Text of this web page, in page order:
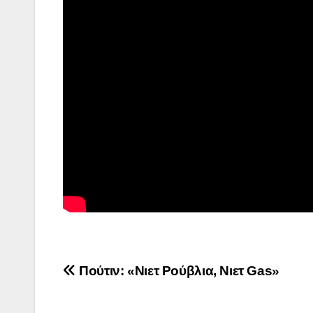
Πλοήγηση
Πούτιν: «Νιετ Ρούβλια, Νιετ Gas»